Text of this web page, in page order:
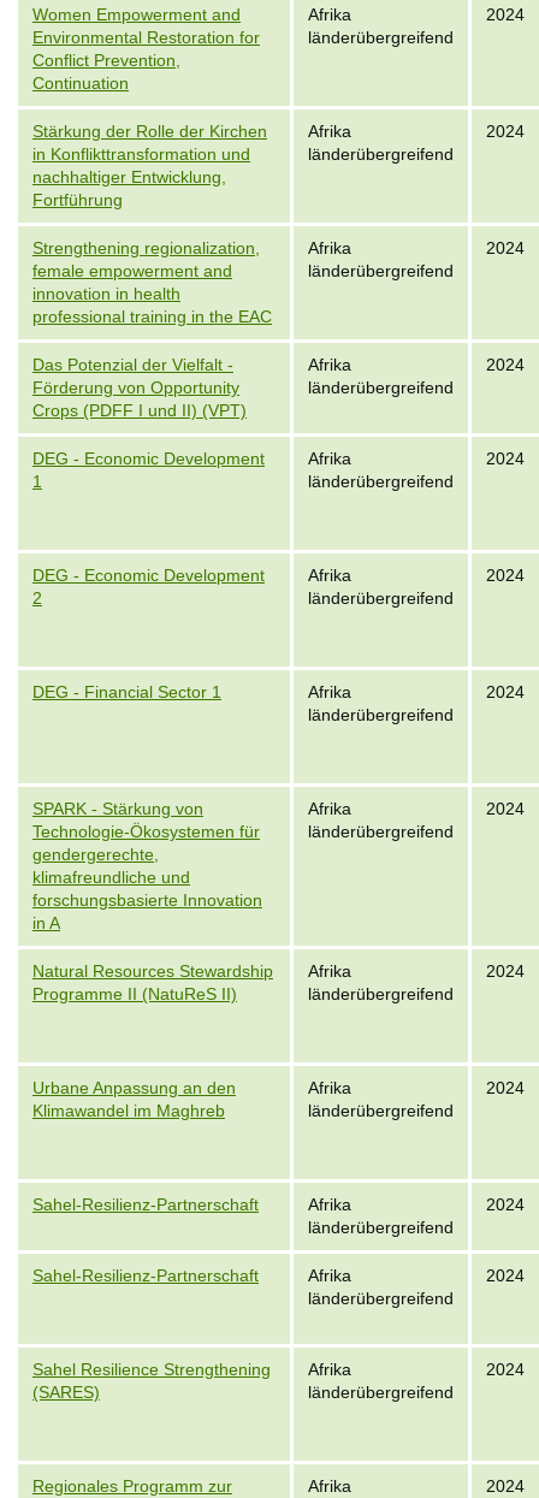
Women Empowerment and
Environmental Restoration for
Conflict Prevention,
Continuation
Afrika
länderübergreifend
2024
Stärkung der Rolle der Kirchen
in Konflikttransformation und
nachhaltiger Entwicklung,
Fortführung
Afrika
länderübergreifend
2024
Strengthening regionalization,
female empowerment and
innovation in health
professional training in the EAC
Afrika
länderübergreifend
2024
Das Potenzial der Vielfalt -
Förderung von Opportunity
Crops (PDFF I und II) (VPT)
Afrika
länderübergreifend
2024
DEG - Economic Development
1
Afrika
länderübergreifend
2024
DEG - Economic Development
2
Afrika
länderübergreifend
2024
DEG - Financial Sector 1
Afrika
länderübergreifend
2024
SPARK - Stärkung von
Technologie-Ökosystemen für
gendergerechte,
klimafreundliche und
forschungsbasierte Innovation
in A
Afrika
länderübergreifend
2024
Natural Resources Stewardship
Programme II (NatuReS II)
Afrika
länderübergreifend
2024
Urbane Anpassung an den
Klimawandel im Maghreb
Afrika
länderübergreifend
2024
Sahel-Resilienz-Partnerschaft
Afrika
länderübergreifend
2024
Sahel-Resilienz-Partnerschaft
Afrika
länderübergreifend
2024
Sahel Resilience Strengthening
(SARES)
Afrika
länderübergreifend
2024
Regionales Programm zur
Afrika
2024